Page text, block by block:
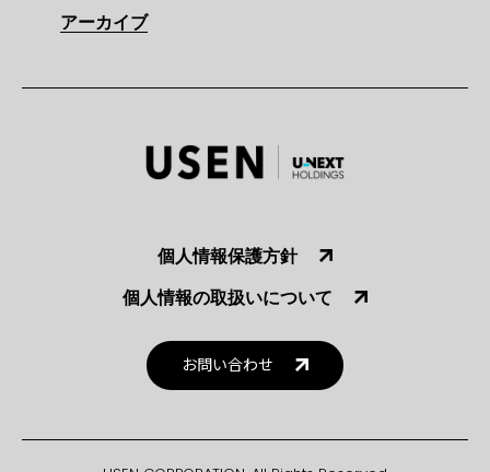
アーカイブ
個人情報保護方針
個人情報の取扱いについて
お問い合わせ